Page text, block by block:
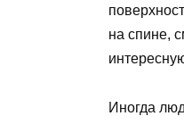
на спине,
Иногда